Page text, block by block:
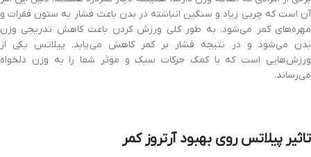
آن است که چربی زیاد و سنگین انباشته در بدن باعث فشار به ستون فقرات و
مهره‌های کمر می‌شود. به طور کلی ورزش کردن باعث کاهش تدریجی وزن
بدن می‌شود و در نتیجه فشار بر کمر کاهش می‌یابد. پیلاتس یکی از
ورزش‌هایی است که با کمک حرکات سبک و موثر شما را به وزن دلخواه
می‌رساند.
تاثیر پیلاتس روی بهبود آرتروز کمر